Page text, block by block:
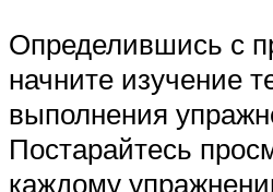
Определившись с
начните изучение
выполнения
Постарайтесь
каждому